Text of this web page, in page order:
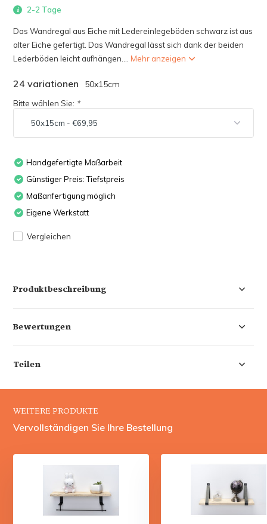
2-2 Tage
Das Wandregal aus Eiche mit Ledereinlegeböden schwarz ist aus
alter Eiche gefertigt. Das Wandregal lässt sich dank der beiden
Lederböden leicht aufhängen....Mehr anzeigen
24 variationen 50x15cm
Bitte wählen Sie: *
Handgefertigte Maßarbeit
Günstiger Preis: Tiefstpreis
Maßanfertigung möglich
Eigene Werkstatt
Vergleichen
Produktbeschreibung
Bewertungen
Teilen
WEITERE PRODUKTE
Vervollständigen Sie Ihre Bestellung